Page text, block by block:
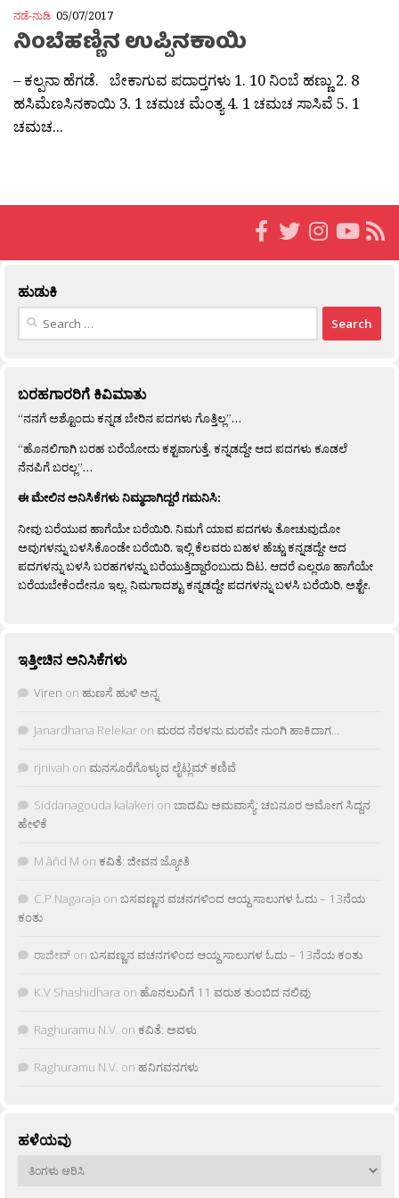
ನಡೆ-ನುಡಿ 05/07/2017
ನಿಂಬೆಹಣ್ಣಿನ ಉಪ್ಪಿನಕಾಯಿ
– ಕಲ್ಪನಾ ಹೆಗಡೆ. ಬೇಕಾಗುವ ಪದಾರ‍್ತಗಳು 1. 10 ನಿಂಬೆ ಹಣ್ಣು 2. 8
ಹಸಿಮೆಣಸಿನಕಾಯಿ 3. 1 ಚಮಚ ಮೆಂತ್ಯ 4. 1 ಚಮಚ ಸಾಸಿವೆ 5. 1
ಚಮಚ...
ಹುಡುಕಿ
Search
ಬರಹಗಾರರಿಗೆ ಕಿವಿಮಾತು
“ನನಗೆ ಅಶ್ಟೊಂದು ಕನ್ನಡ ಬೇರಿನ ಪದಗಳು ಗೊತ್ತಿಲ್ಲ”…
“ಹೊನಲಿಗಾಗಿ ಬರಹ ಬರೆಯೋದು ಕಶ್ಟವಾಗುತ್ತೆ. ಕನ್ನಡದ್ದೇ ಆದ ಪದಗಳು ಕೂಡಲೆ
ನೆನಪಿಗೆ ಬರಲ್ಲ”…
ಈ ಮೇಲಿನ ಅನಿಸಿಕೆಗಳು ನಿಮ್ಮದಾಗಿದ್ದರೆ ಗಮನಿಸಿ:
ನೀವು ಬರೆಯುವ ಹಾಗೆಯೇ ಬರೆಯಿರಿ. ನಿಮಗೆ ಯಾವ ಪದಗಳು ತೋಚುವುದೋ
ಅವುಗಳನ್ನು ಬಳಸಿಕೊಂಡೇ ಬರೆಯಿರಿ. ಇಲ್ಲಿ ಕೆಲವರು ಬಹಳ ಹೆಚ್ಚು ಕನ್ನಡದ್ದೇ ಆದ
ಪದಗಳನ್ನು ಬಳಸಿ ಬರಹಗಳನ್ನು ಬರೆಯುತ್ತಿದ್ದಾರೆಂಬುದು ದಿಟ. ಆದರೆ ಎಲ್ಲರೂ ಹಾಗೆಯೇ
ಬರೆಯಬೇಕೆಂದೇನೂ ಇಲ್ಲ. ನಿಮಗಾದಶ್ಟು ಕನ್ನಡದ್ದೇ ಪದಗಳನ್ನು ಬಳಸಿ ಬರೆಯಿರಿ, ಅಶ್ಟೇ.
ಇತ್ತೀಚಿನ ಅನಿಸಿಕೆಗಳು
Viren on ಹುಣಸೆ ಹುಳಿ ಅನ್ನ
Janardhana Relekar on ಮರದ ನೆರಳನು ಮರವೇ ನುಂಗಿ ಹಾಕಿದಾಗ…
rjnivah on ಮನಸೂರೆಗೊಳ್ಳುವ ಲೈಟ್ಲಮ್ ಕಣಿವೆ
Siddanagouda kalakeri on ಬಾದಮಿ ಅಮವಾಸ್ಯೆ: ಚಬನೂರ ಅಮೋಗ ಸಿದ್ದನ
ಹೇಳಿಕೆ
M âñd M on ಕವಿತೆ: ಜೀವನ ಜ್ಯೋತಿ
C.P.Nagaraja on ಬಸವಣ್ಣನ ವಚನಗಳಿಂದ ಆಯ್ದ ಸಾಲುಗಳ ಓದು – 13ನೆಯ
ಕಂತು
ರಾಜೀವ್ on ಬಸವಣ್ಣನ ವಚನಗಳಿಂದ ಆಯ್ದ ಸಾಲುಗಳ ಓದು – 13ನೆಯ ಕಂತು
K.V Shashidhara on ಹೊನಲುವಿಗೆ 11 ವರುಶ ತುಂಬಿದ ನಲಿವು
Raghuramu N.V. on ಕವಿತೆ: ಅವಳು
Raghuramu N.V. on ಹನಿಗವನಗಳು
ಹಳೆಯವು
ಹಳೆಯವು